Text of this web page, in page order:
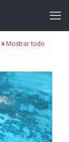
Mostrar todo